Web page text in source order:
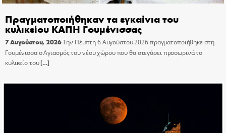
Πραγματοποιήθηκαν τα εγκαίνια του
κυλικείου ΚΑΠΗ Γουμένισσας
7 Αυγούστου, 2026Την Πέμπτη 6 Αυγούστου 2026 πραγματοποιήθηκε στη
Γουμένισσα ο Αγιασμός του νέου χώρου που θα στεγάσει προσωρινά το
κυλικείο του[…]